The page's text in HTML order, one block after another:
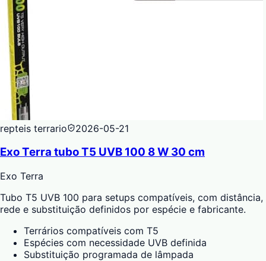
repteis terrario 2026-05-21
Exo Terra tubo T5 UVB 100 8 W 30 cm
Exo Terra
Tubo T5 UVB 100 para setups compatíveis, com distância,
rede e substituição definidos por espécie e fabricante.
Terrários compatíveis com T5
Espécies com necessidade UVB definida
Substituição programada de lâmpada